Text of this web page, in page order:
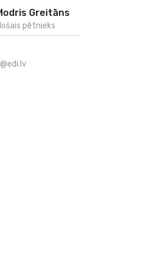
Greitāns
pētnieks